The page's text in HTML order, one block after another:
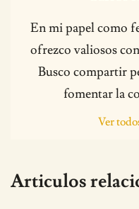
En mi papel como
ofrezco valiosos
Busco compartir
fomentar la
Ver
Articulos